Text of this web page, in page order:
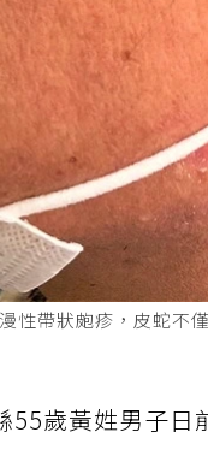
性帶狀皰疹，皮蛇不
55歲黃姓男子日